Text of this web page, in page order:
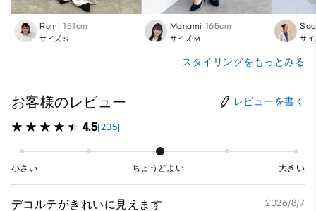
Rumi 151cm
サイズ:S
Manami 165cm
サイズ:M
Sao
サ
スタイリングをもっとみる
お客様のレビュー レビューを書く
4.5(205)
小さい ちょうどよい 大きい
デコルテがきれいに見えます 2026/8/7